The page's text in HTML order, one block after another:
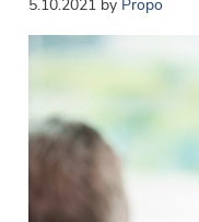
Syöpäyhdistyksen
jäsenjärjestö.
5.10.2021by Propo